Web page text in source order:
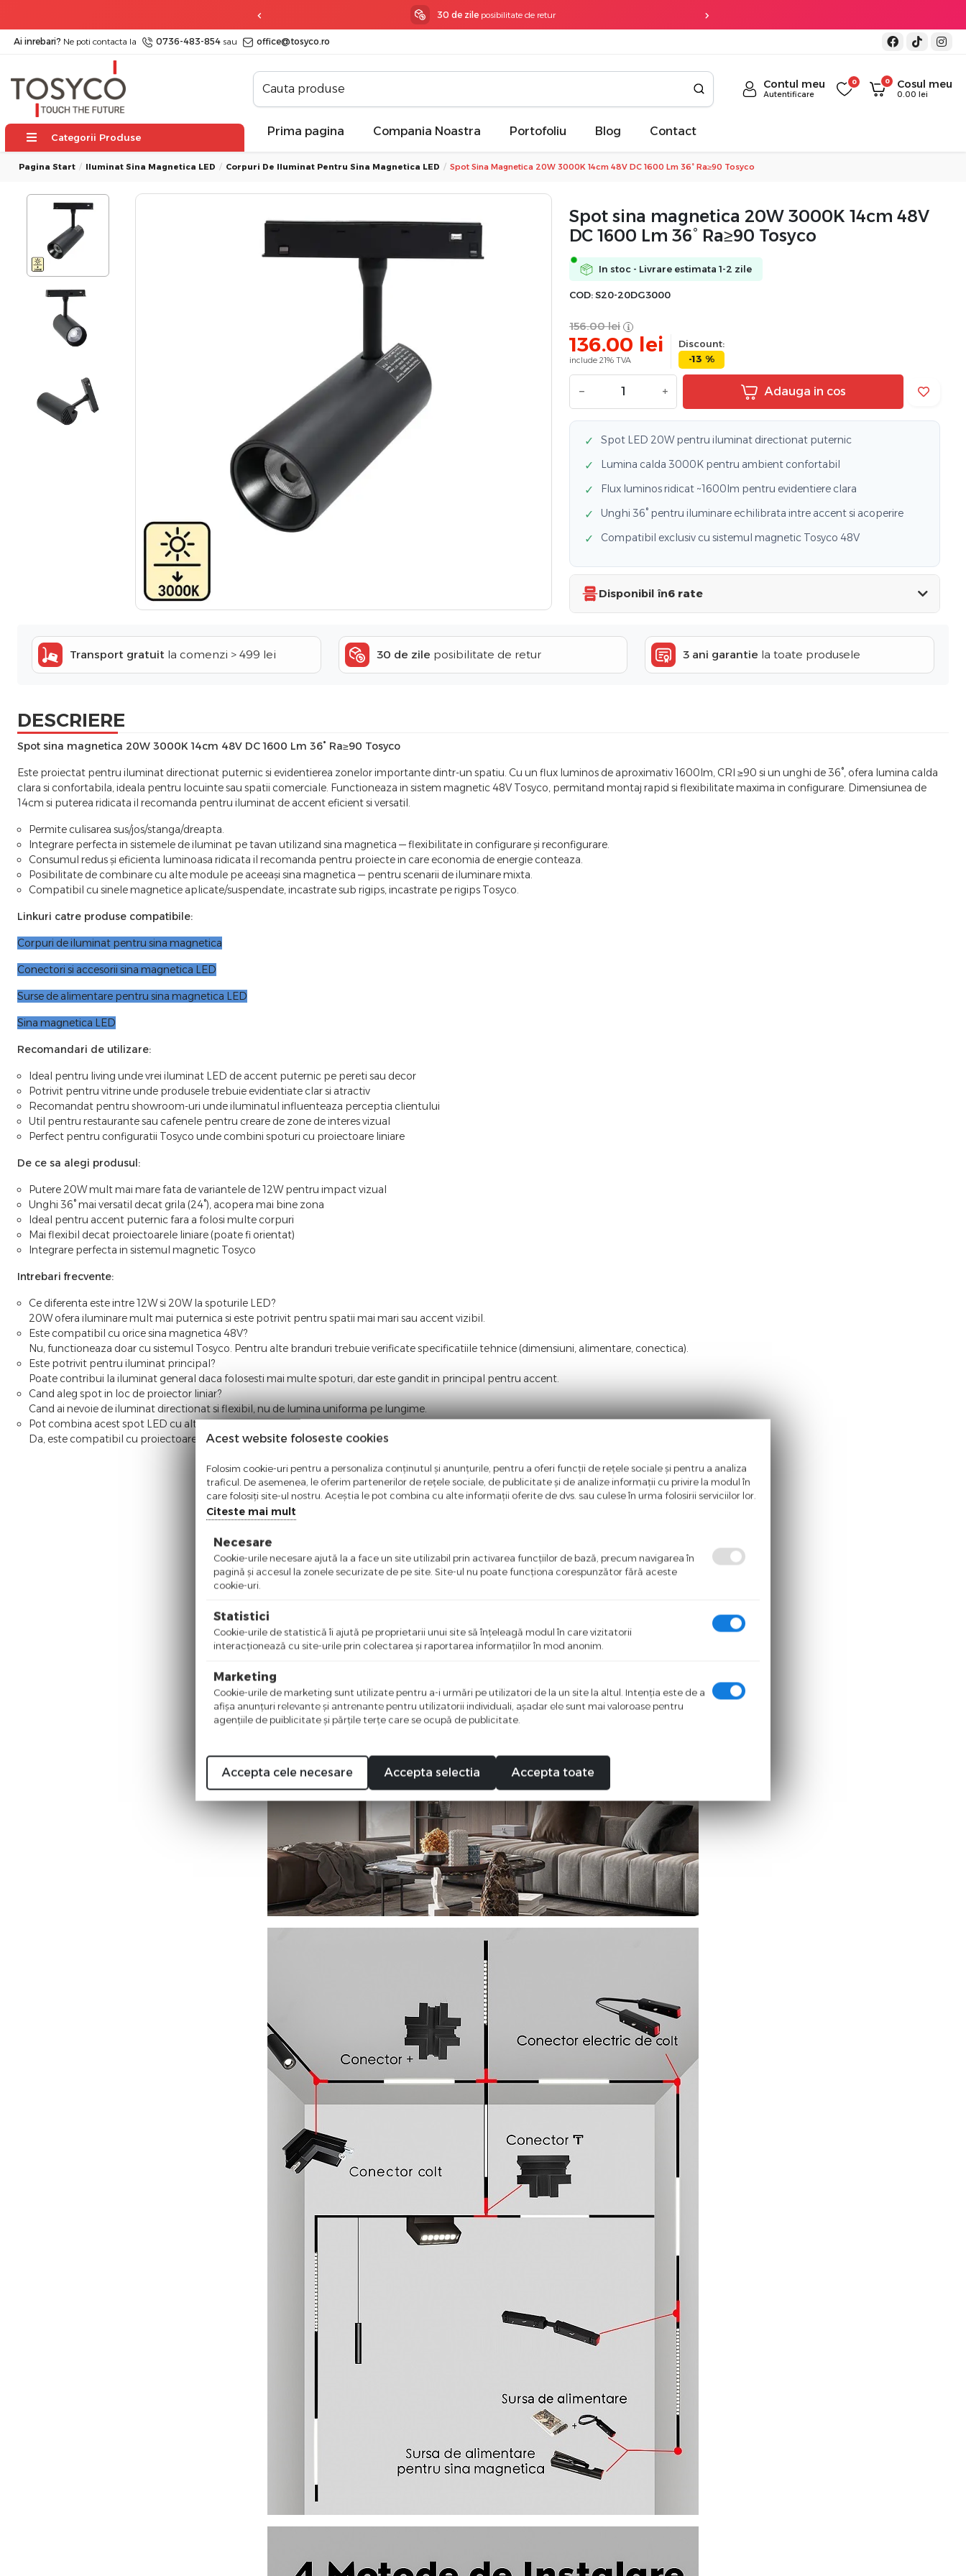
3 ani garantiela toate produsele
Ai inrebari? Ne poti contacta la 0736-483-854 sau office@tosyco.ro
Contul meu
Autentificare
0 0 Cosul meu
0.00 lei
Categorii Produse Prima pagina Compania Noastra Portofoliu Blog Contact
Pagina Start Iluminat Sina Magnetica LED Corpuri De Iluminat Pentru Sina Magnetica LED Spot Sina Magnetica 20W 3000K 14cm 48V DC 1600 Lm 36° Ra≥90 Tosyco
Spot sina magnetica 20W 3000K 14cm 48V
DC 1600 Lm 36° Ra≥90 Tosyco
In stoc - Livrare estimata 1-2 zile
COD: S20-20DG3000
156.00 lei
136.00 lei
include 21% TVA
Discount:
-13 %
− + Adauga in cos
✓ Spot LED 20W pentru iluminat directionat puternic
✓ Lumina calda 3000K pentru ambient confortabil
✓ Flux luminos ridicat ~1600lm pentru evidentiere clara
✓ Unghi 36° pentru iluminare echilibrata intre accent si acoperire
✓ Compatibil exclusiv cu sistemul magnetic Tosyco 48V
Disponibil în6 rate
Transport gratuit la comenzi > 499 lei 30 de zile posibilitate de retur 3 ani garantie la toate produsele
DESCRIERE
Spot sina magnetica 20W 3000K 14cm 48V DC 1600 Lm 36° Ra≥90 Tosyco
Este proiectat pentru iluminat directionat puternic si evidentierea zonelor importante dintr-un spatiu. Cu un flux luminos de aproximativ 1600lm, CRI ≥90 si un unghi de 36°, ofera lumina calda
clara si confortabila, ideala pentru locuinte sau spatii comerciale. Functioneaza in sistem magnetic 48V Tosyco, permitand montaj rapid si flexibilitate maxima in configurare. Dimensiunea de
14cm si puterea ridicata il recomanda pentru iluminat de accent eficient si versatil.
Permite culisarea sus/jos/stanga/dreapta.
Integrare perfecta in sistemele de iluminat pe tavan utilizand sina magnetica — flexibilitate in configurare și reconfigurare.
Consumul redus și eficienta luminoasa ridicata il recomanda pentru proiecte in care economia de energie conteaza.
Posibilitate de combinare cu alte module pe aceeași sina magnetica — pentru scenarii de iluminare mixta.
Compatibil cu sinele magnetice aplicate/suspendate, incastrate sub rigips, incastrate pe rigips Tosyco.
Linkuri catre produse compatibile:
Corpuri de iluminat pentru sina magnetica
Conectori si accesorii sina magnetica LED
Surse de alimentare pentru sina magnetica LED
Sina magnetica LED
Recomandari de utilizare:
Ideal pentru living unde vrei iluminat LED de accent puternic pe pereti sau decor
Potrivit pentru vitrine unde produsele trebuie evidentiate clar si atractiv
Recomandat pentru showroom-uri unde iluminatul influenteaza perceptia clientului
Util pentru restaurante sau cafenele pentru creare de zone de interes vizual
Perfect pentru configuratii Tosyco unde combini spoturi cu proiectoare liniare
De ce sa alegi produsul:
Putere 20W mult mai mare fata de variantele de 12W pentru impact vizual
Unghi 36° mai versatil decat grila (24°), acopera mai bine zona
Ideal pentru accent puternic fara a folosi multe corpuri
Mai flexibil decat proiectoarele liniare (poate fi orientat)
Integrare perfecta in sistemul magnetic Tosyco
Intrebari frecvente:
Ce diferenta este intre 12W si 20W la spoturile LED?
20W ofera iluminare mult mai puternica si este potrivit pentru spatii mai mari sau accent vizibil.
Este compatibil cu orice sina magnetica 48V?
Nu, functioneaza doar cu sistemul Tosyco. Pentru alte branduri trebuie verificate specificatiile tehnice (dimensiuni, alimentare, conectica).
Este potrivit pentru iluminat principal?
Poate contribui la iluminat general daca folosesti mai multe spoturi, dar este gandit in principal pentru accent.
Cand aleg spot in loc de proiector liniar?
Cand ai nevoie de iluminat directionat si flexibil, nu de lumina uniforma pe lungime.
Pot combina acest spot LED cu alte produse Tosyco?
Da, este compatibil cu proiectoare liniare si grila din sistemul magnetic Tosyco 48V.
PREZENTARE SISTEM SINA MAGNETICA 48V TOSYCO
Acest website foloseste cookies
Folosim cookie-uri pentru a personaliza conținutul și anunțurile, pentru a oferi funcții de rețele sociale și pentru a analiza
traficul. De asemenea, le oferim partenerilor de rețele sociale, de publicitate și de analize informații cu privire la modul în
care folosiți site-ul nostru. Aceștia le pot combina cu alte informații oferite de dvs. sau culese în urma folosirii serviciilor lor.
Citeste mai mult
Necesare
Cookie-urile necesare ajută la a face un site utilizabil prin activarea funcţiilor de bază, precum navigarea în
pagină şi accesul la zonele securizate de pe site. Site-ul nu poate funcţiona corespunzător fără aceste
cookie-uri.
Statistici
Cookie-urile de statistică îi ajută pe proprietarii unui site să înţeleagă modul în care vizitatorii
interacţionează cu site-urile prin colectarea şi raportarea informaţiilor în mod anonim.
Marketing
Cookie-urile de marketing sunt utilizate pentru a-i urmări pe utilizatori de la un site la altul. Intenţia este de a
afişa anunţuri relevante şi antrenante pentru utilizatorii individuali, aşadar ele sunt mai valoroase pentru
agenţiile de puiblicitate şi părţile terţe care se ocupă de publicitate.
Accepta cele necesare Accepta selectia Accepta toate